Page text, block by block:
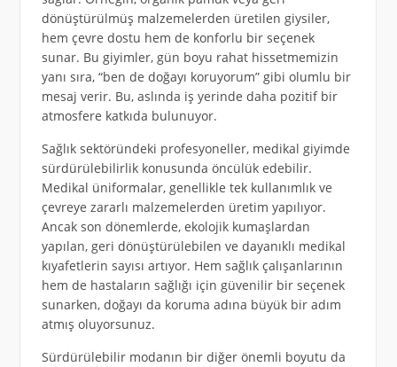
dönüştürülmüş malzemelerden üretilen giysiler,
hem çevre dostu hem de konforlu bir seçenek
sunar. Bu giyimler, gün boyu rahat hissetmemizin
yanı sıra, “ben de doğayı koruyorum” gibi olumlu bir
mesaj verir. Bu, aslında iş yerinde daha pozitif bir
atmosfere katkıda bulunuyor.
Sağlık sektöründeki profesyoneller, medikal giyimde
sürdürülebilirlik konusunda öncülük edebilir.
Medikal üniformalar, genellikle tek kullanımlık ve
çevreye zararlı malzemelerden üretim yapılıyor.
Ancak son dönemlerde, ekolojik kumaşlardan
yapılan, geri dönüştürülebilen ve dayanıklı medikal
kıyafetlerin sayısı artıyor. Hem sağlık çalışanlarının
hem de hastaların sağlığı için güvenilir bir seçenek
sunarken, doğayı da koruma adına büyük bir adım
atmış oluyorsunuz.
Sürdürülebilir modanın bir diğer önemli boyutu da